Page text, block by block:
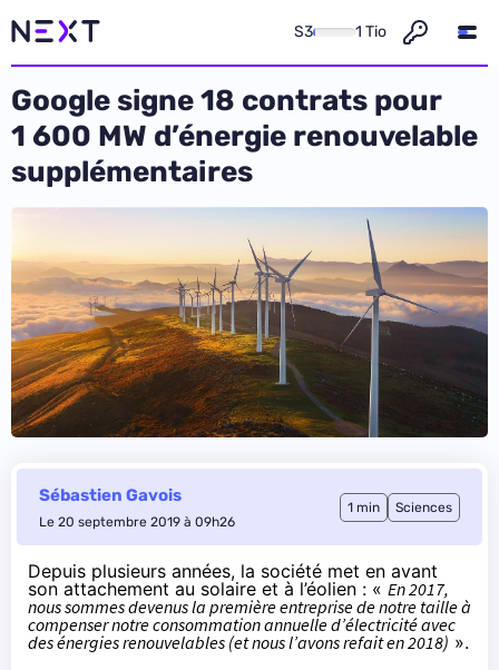
S3 1 Tio
Google signe 18 contrats pour
1 600 MW d’énergie renouvelable
supplémentaires
Sébastien Gavois
Le 20 septembre 2019 à 09h26
1 min Sciences
Depuis plusieurs années, la société met en avant
son attachement au solaire et à l’éolien : « En 2017,
nous sommes devenus la première entreprise de notre taille à
compenser notre consommation annuelle d’électricité avec
des énergies renouvelables (et nous l’avons refait en 2018) ».